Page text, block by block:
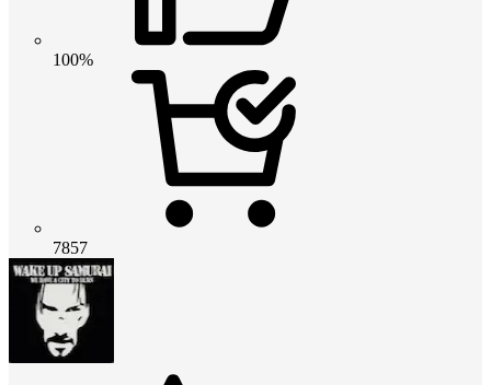
100%
7857